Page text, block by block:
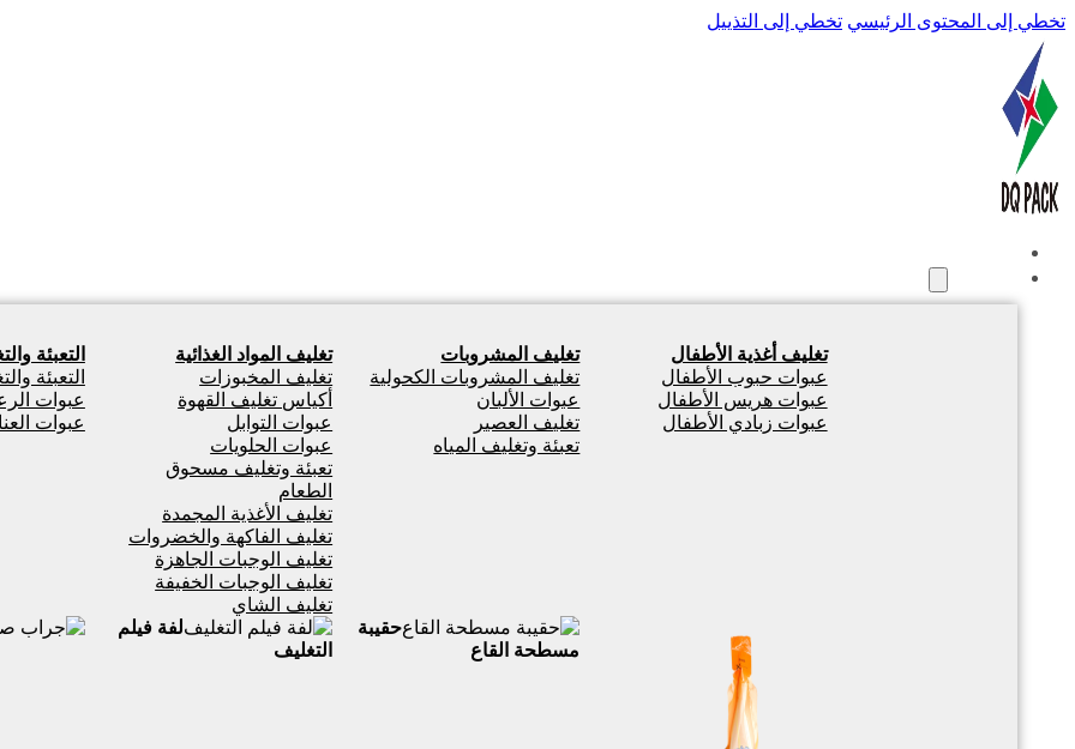
تخطي إلى المحتوى الرئيسي تخطي إلى التذييل
تغليف أغذية الأطفال
عبوات حبوب الأطفال
عبوات هريس الأطفال
عبوات زبادي الأطفال
تغليف المشروبات
تغليف المشروبات الكحولية
عبوات الألبان
تغليف العصير
تعبئة وتغليف المياه
تغليف المواد الغذائية
تغليف المخبوزات
أكياس تغليف القهوة
عبوات التوابل
عبوات الحلويات
تعبئة وتغليف مسحوق
الطعام
تغليف الأغذية المجمدة
تغليف الفاكهة والخضروات
تغليف الوجبات الجاهزة
تغليف الوجبات الخفيفة
تغليف الشاي
التعبئة
التعبئة
عبوات
عبوات
حقيبة
مسطحة القاع
لفة فيلم
التغليف